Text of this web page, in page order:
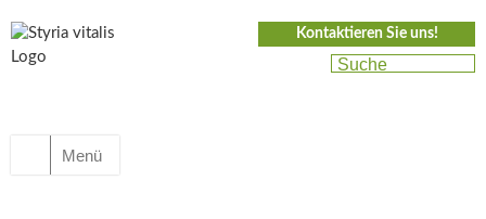
Kontaktieren Sie uns!
Menü